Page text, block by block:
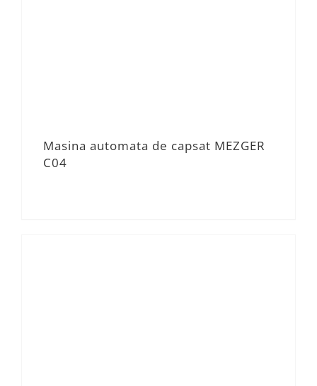
Masina automata de capsat MEZGER
C04